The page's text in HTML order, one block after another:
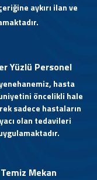
aykırı ilan ve
Yüzlü Personel
hasta
öncelikli hale
sadece hastaların
olan tedavileri
Temiz Mekan